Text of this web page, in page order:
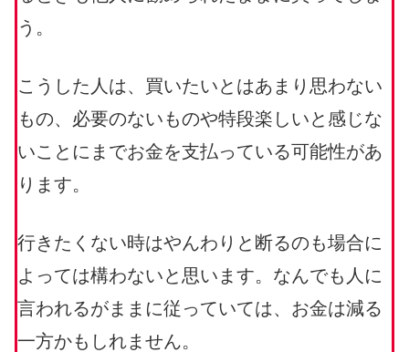
う。
こうした人は、買いたいとはあまり思わない
もの、必要のないものや特段楽しいと感じな
いことにまでお金を支払っている可能性があ
ります。
行きたくない時はやんわりと断るのも場合に
よっては構わないと思います。なんでも人に
言われるがままに従っていては、お金は減る
一方かもしれません。